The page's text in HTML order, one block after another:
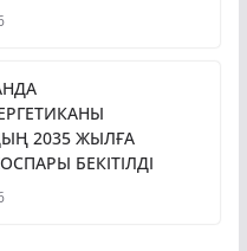
2035 ЖЫЛҒА
БЕКІТІЛДІ